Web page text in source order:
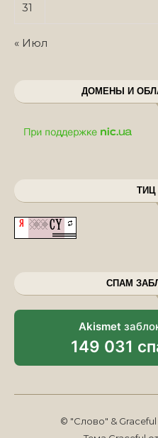
31
« Июл
ДОМЕНЫ И
ТИЦ
СПАМ
Akismet
149 031
© "Слово" & Graceful